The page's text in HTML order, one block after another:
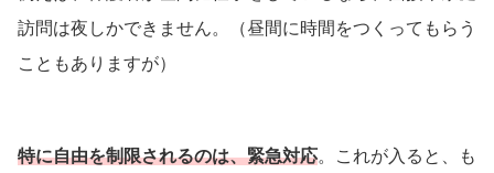
訪問は夜しかできません。（昼間に時間をつくってもらう
こともありますが）
特に自由を制限されるのは、緊急対応。これが入ると、も